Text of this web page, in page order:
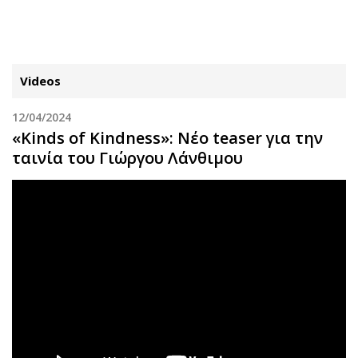
ΚΑΤΗΓΟΡΙΕΣ ΣΥΝΔΕΣΗ
Κύπρος
Απόψεις
Videos
12/04/2024
«Kinds of Kindness»: Νέο teaser για την
ταινία του Γιώργου Λάνθιμου